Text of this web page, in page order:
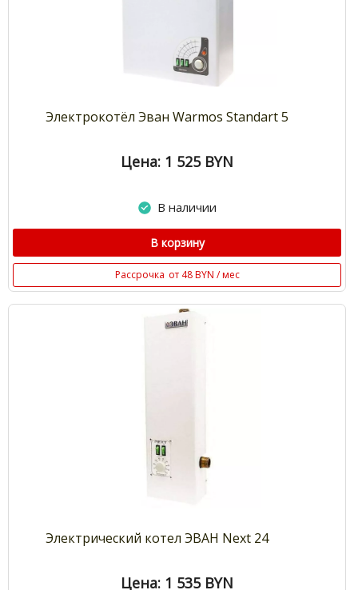
Электрокотёл Эван Warmos Standart 5
Цена: 1 525 BYN
В наличии
В корзину
Рассрочка от 48 BYN / мес
Электрический котел ЭВАН Next 24
Цена: 1 535 BYN